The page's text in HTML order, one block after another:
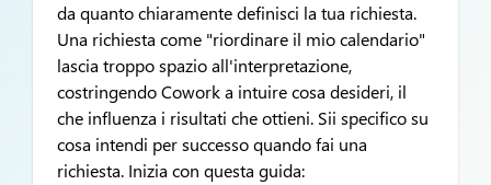
da quanto chiaramente definisci la tua richiesta.
Una richiesta come "riordinare il mio calendario"
lascia troppo spazio all'interpretazione,
costringendo Cowork a intuire cosa desideri, il
che influenza i risultati che ottieni. Sii specifico su
cosa intendi per successo quando fai una
richiesta. Inizia con questa guida: